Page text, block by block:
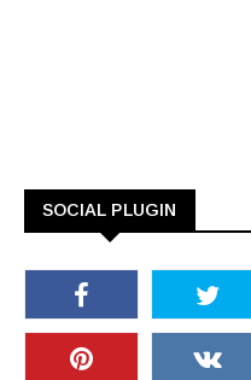
SOCIAL PLUGIN